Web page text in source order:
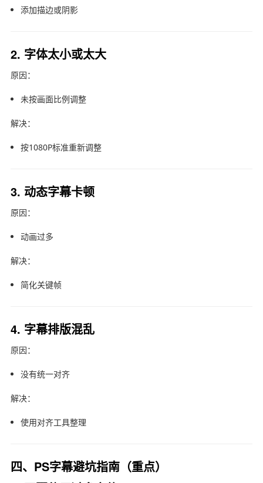
添加描边或阴影
2. 字体太小或太大
原因：
未按画面比例调整
解决：
按1080P标准重新调整
3. 动态字幕卡顿
原因：
动画过多
解决：
简化关键帧
4. 字幕排版混乱
原因：
没有统一对齐
解决：
使用对齐工具整理
四、PS字幕避坑指南（重点）